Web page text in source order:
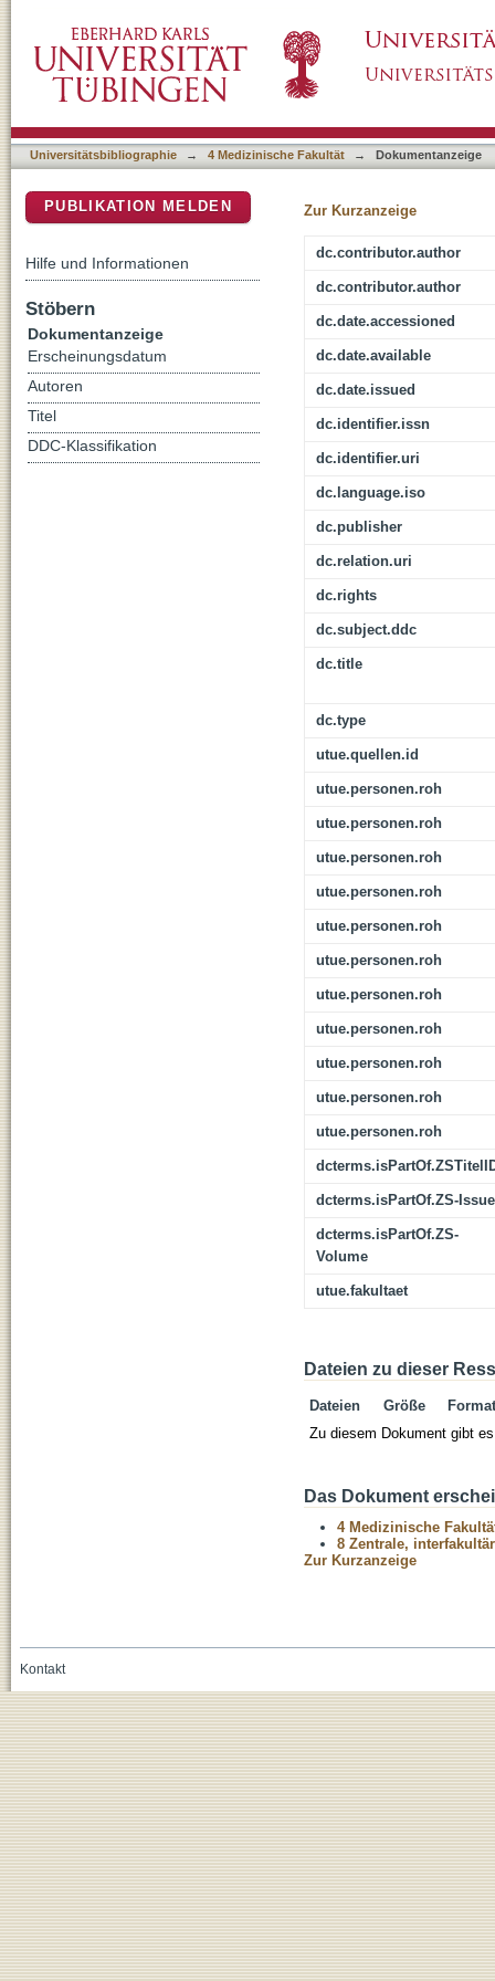
microbiota
Universitätsbibliographie → 4 Medizinische Fakultät → Dokumentanzeige
Zur Kurzanzeige
dc.contributor.author
dc.contributor.author
dc.date.accessioned
dc.date.available
dc.date.issued
dc.identifier.issn
dc.identifier.uri
dc.language.iso
dc.publisher
dc.relation.uri
dc.rights
dc.subject.ddc
dc.title
dc.type
utue.quellen.id
utue.personen.roh
utue.personen.roh
utue.personen.roh
utue.personen.roh
utue.personen.roh
utue.personen.roh
utue.personen.roh
utue.personen.roh
utue.personen.roh
utue.personen.roh
utue.personen.roh
dcterms.isPartOf.ZS-Issue
dcterms.isPartOf.ZS-
Volume
utue.fakultaet
Dateien zu dieser
Dateien Größe
Format
Zu diesem Dokument gibt
Das Dokument
4 Medizinische
8 Zentrale,
Zur Kurzanzeige
PUBLIKATION MELDEN
Hilfe und Informationen
Stöbern
Dokumentanzeige
Erscheinungsdatum
Autoren
Titel
DDC-Klassifikation
Kontakt